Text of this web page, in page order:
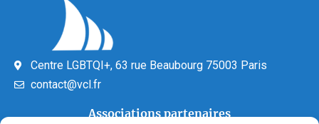
Centre LGBTQI+, 63 rue Beaubourg 75003 Paris
contact@vcl.fr
Associations partenaires